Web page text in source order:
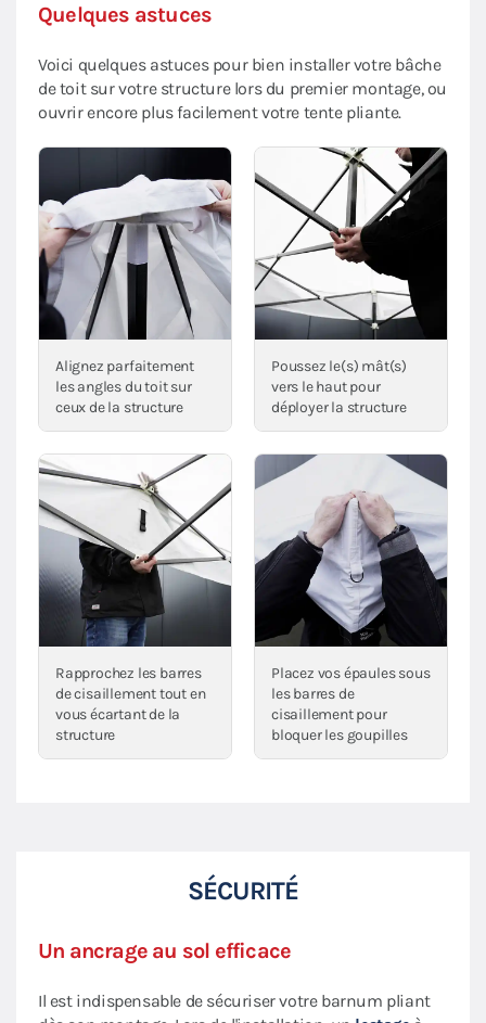
Quelques astuces
Voici quelques astuces pour bien installer votre bâche
de toit sur votre structure lors du premier montage, ou
ouvrir encore plus facilement votre tente pliante.
Alignez parfaitement
les angles du toit sur
ceux de la structure
Poussez le(s) mât(s)
vers le haut pour
déployer la structure
Rapprochez les barres
de cisaillement tout en
vous écartant de la
structure
Placez vos épaules sous
les barres de
cisaillement pour
bloquer les goupilles
SÉCURITÉ
Un ancrage au sol efficace
Il est indispensable de sécuriser votre barnum pliant